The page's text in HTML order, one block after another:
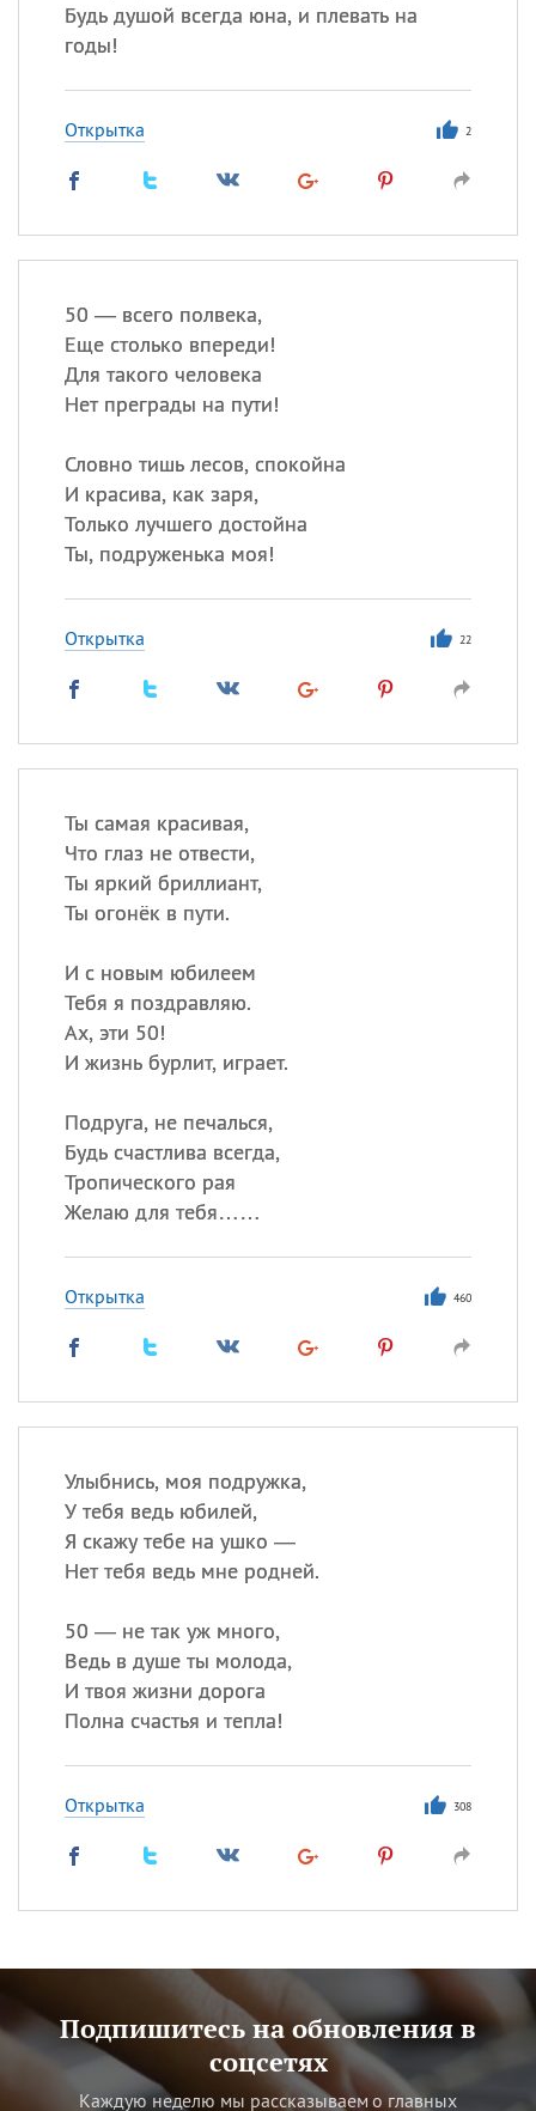
Будь душой всегда юна, и плевать на
годы!
Открытка 2
50 — всего полвека,
Еще столько впереди!
Для такого человека
Нет преграды на пути!
Словно тишь лесов, спокойна
И красива, как заря,
Только лучшего достойна
Ты, подруженька моя!
Открытка 22
Ты самая красивая,
Что глаз не отвести,
Ты яркий бриллиант,
Ты огонёк в пути.
И с новым юбилеем
Тебя я поздравляю.
Ах, эти 50!
И жизнь бурлит, играет.
Подруга, не печалься,
Будь счастлива всегда,
Тропического рая
Желаю для тебя……
Открытка 460
Улыбнись, моя подружка,
У тебя ведь юбилей,
Я скажу тебе на ушко —
Нет тебя ведь мне родней.
50 — не так уж много,
Ведь в душе ты молода,
И твоя жизни дорога
Полна счастья и тепла!
Открытка 308
Подпишитесь на обновления в
соцсетях
Каждую неделю мы рассказываем о главных